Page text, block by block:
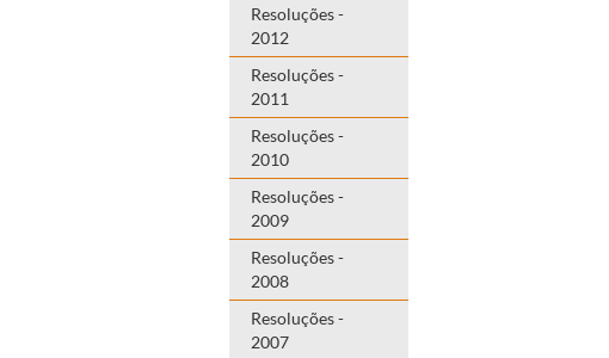
Resoluções -
2012
Resoluções -
2011
Resoluções -
2010
Resoluções -
2009
Resoluções -
2008
Resoluções -
2007